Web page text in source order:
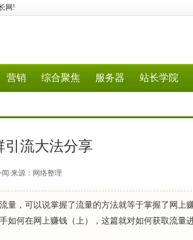
网!
营销 综合聚焦 服务器 站长学院
引流大法分享
闻 来源：网络整理
量，可以说掌握了流量的方法就等于掌握了网上
如何在网上赚钱（上），这篇就对如何获取流量